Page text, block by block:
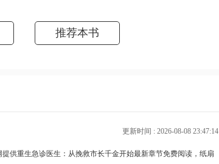
）
推荐本书
更新时间 : 2026-08-08 23:47:14
提供重生急诊医生：从挽救市长千金开始最新章节免费阅读，纸扇